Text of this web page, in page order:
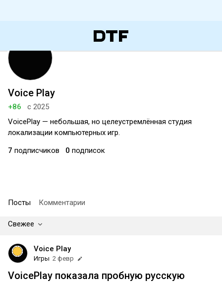
Voice Play
+86
с 2025
VoicePlay — небольшая, но целеустремлённая студия
локализации компьютерных игр.
7 подписчиков 0 подписок
Посты Комментарии
Свежее
Voice Play
Игры 2 февр
VoicePlay показала пробную русскую